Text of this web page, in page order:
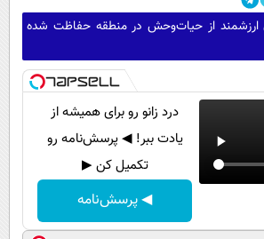
ارزشمند از حیات‌وحش در منطقه حفاظت شده
درد زانو رو برای همیشه از
یادت ببر! ◀ پرسش‌نامه رو
تکمیل کن ▶
◀ پرسش‌نامه